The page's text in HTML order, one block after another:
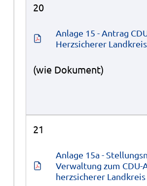
20
Anlage 15 - Antrag
Herzsicherer
(wie Dokument)
21
Anlage 15a -
Verwaltung zum CDU-
herzsicherer Landkreis